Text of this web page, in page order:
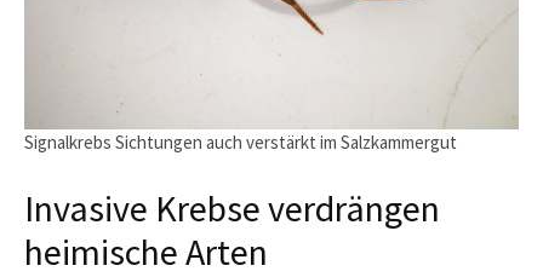
Signalkrebs Sichtungen auch verstärkt im Salzkammergut
Invasive Krebse verdrängen
heimische Arten